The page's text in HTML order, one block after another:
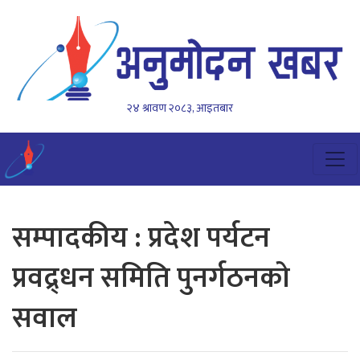
२४ श्रावण २०८३, आइतबार
सम्पादकीय : प्रदेश पर्यटन
प्रवद्र्धन समिति पुनर्गठनको
सवाल